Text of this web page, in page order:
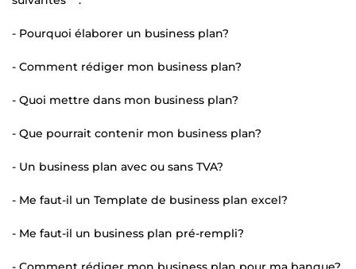
- Pourquoi élaborer un business plan?
- Comment rédiger mon business plan?
- Quoi mettre dans mon business plan?
- Que pourrait contenir mon business plan?
- Un business plan avec ou sans TVA?
- Me faut-il un Template de business plan excel?
- Me faut-il un business plan pré-rempli?